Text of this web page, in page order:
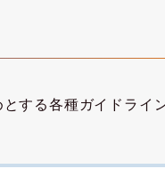
する各種ガイドライ